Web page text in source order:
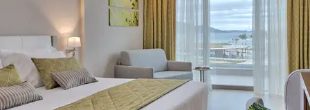
εξωτερικό
Μίνι μπαρ
Συσκευή παρασκευής καφέ ή τσάι
1 δωρεάν εμφιαλωμένο νερό
Κλιματισμός & θέρμανση